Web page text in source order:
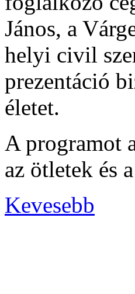
János, a
helyi civil
prezentáció
életet.
A programot
az ötletek és
Kevesebb